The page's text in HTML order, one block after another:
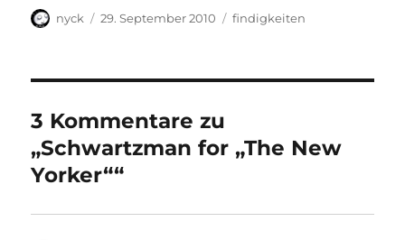
Autor
nyck
Veröffentlicht
29. September 2010 Kategorien
findigkeiten
3 Kommentare zu
„Schwartzman for „The New
Yorker““